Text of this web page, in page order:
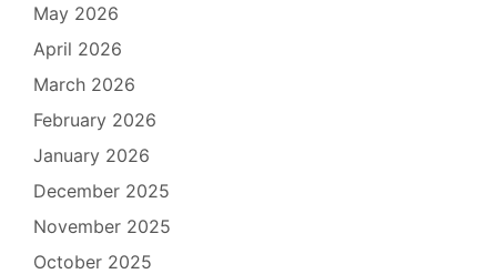
May 2026
April 2026
March 2026
February 2026
January 2026
December 2025
November 2025
October 2025